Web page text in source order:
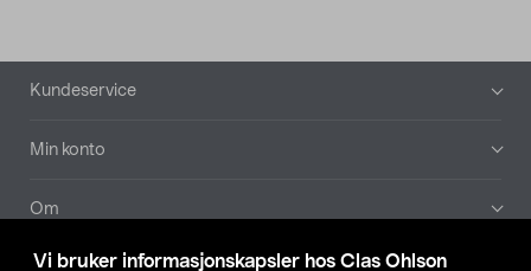
Vi bruker informasjonskapsler hos Clas Ohlson
Bunntekst
Kundeservice
Min konto
Om